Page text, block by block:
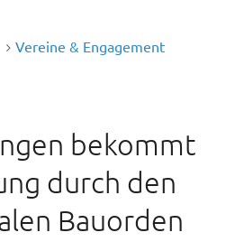
Vereine & Engagement
bekommt
durch den
Bauorden